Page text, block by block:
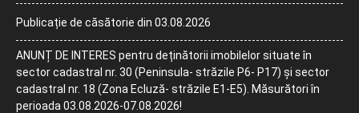
Publicație de căsătorie din 03.08.2026
ANUNȚ DE INTERES pentru deținătorii imobilelor situate în
sector cadastral nr. 30 (Peninsula- străzile P6- P17) și sector
cadastral nr. 18 (Zona Ecluză- străzile E1-E5). Măsurători în
perioada 03.08.2026-07.08.2026!